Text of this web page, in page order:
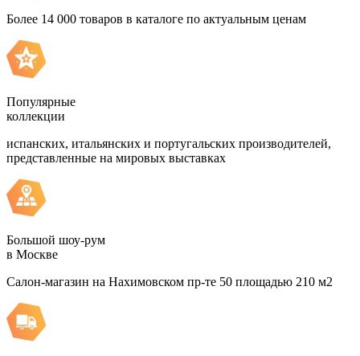
Более 14 000 товаров в каталоге по актуальным ценам
Популярные
коллекции
испанских, итальянских и португальских производителей,
представленные на мировых выставках
Большой шоу-рум
в Москве
Салон-магазин на Нахимовском пр-те 50 площадью 210 м2